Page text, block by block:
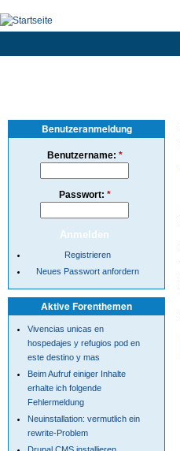
Benutzeranmeldung
Benutzername: *
Passwort: *
Registrieren
Neues Passwort anfordern
Aktive Forenthemen
Vivencias unicas en
hospedajes y refugios pod en
este destino y mas
Beim Aufruf einiger Inhalte
erhalte ich folgende
Fehlermeldung
Neuinstallation: vermutlich ein
rewrite-Problem